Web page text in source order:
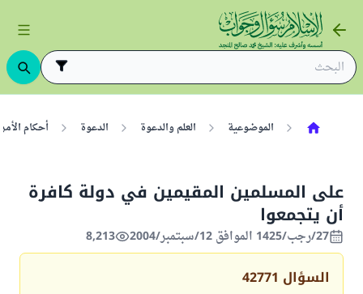
الموضوعية العلم والدعوة الدعوة أحكام
على المسلمين المقيمين في دولة كافرة
أن يتجمعوا
27/رجب/1425 الموافق 12/سبتمبر/2004 8,213
السؤال 42771